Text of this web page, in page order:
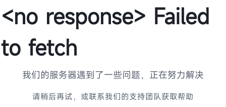
<no response> Failed
to fetch
我们的服务器遇到了一些问题，正在努力解决
请稍后再试，或联系我们的支持团队获取帮助